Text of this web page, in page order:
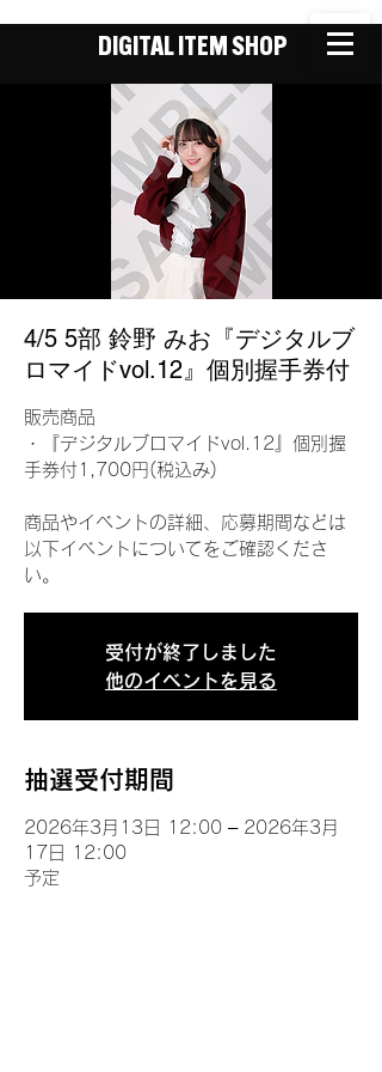
DIGITAL ITEM SHOP
4/5 5部 鈴野 みお『デジタルブ
ロマイドvol.12』個別握手券付
販売商品
・『デジタルブロマイドvol.12』個別握
手券付1,700円(税込み)
商品やイベントの詳細、応募期間などは
以下イベントについてをご確認くださ
い。
受付が終了しました
他のイベントを見る
抽選受付期間
2026年3月13日 12:00 – 2026年3月
17日 12:00
予定